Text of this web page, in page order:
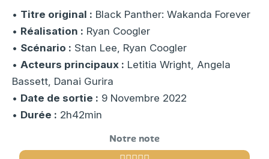
• Titre original : Black Panther: Wakanda Forever
• Réalisation : Ryan Coogler
• Scénario : Stan Lee, Ryan Coogler
• Acteurs principaux : Letitia Wright, Angela
Bassett, Danai Gurira
• Date de sortie : 9 Novembre 2022
• Durée : 2h42min